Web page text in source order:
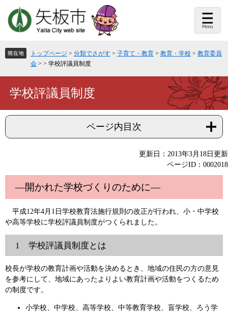
頭
で
飛
ば
て
トップページ > 分類でさがす > 子育て・教育 > 教育・学校 > 教育委員
会 > > 学校評議員制度
学校評議員制度
ページ内目次
更新日：2013年3月18日更新
ページID：0002018
―開かれた学校づくりのために―
平成12年4月1日学校教育法施行規則の改正が行われ、小・中学校
や高等学校に学校評議員制度がつくられました。
1 学校評議員制度とは
校長が学校の教育計画や活動を決めるとき、地域の住民の方の意見
を参考にして、地域にあったよりよい教育計画や活動をつくるため
の制度です。
小学校、中学校、高等学校、中等教育学校、盲学校、ろう学